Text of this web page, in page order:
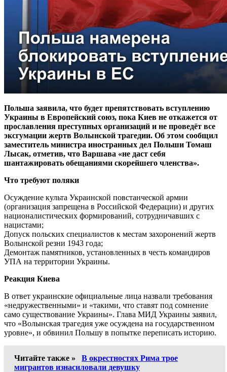
Польша заявила, что будет препятствовать вступлению
Украины в Европейский союз, пока Киев не откажется от
прославления преступных организаций и не проведёт все
эксгумации жертв Волынской трагедии. Об этом сообщил
заместитель министра иностранных дел Польши Томаш
Лысак, отметив, что Варшава «не даст себя
шантажировать обещаниями скорейшего членства».
Что требуют поляки
Осуждение культа Украинской повстанческой армии
(организация запрещена в Российской Федерации) и других
националистических формирований, сотрудничавших с
нацистами;
Допуск польских специалистов к местам захоронений жертв
Волынской резни 1943 года;
Демонтаж памятников, установленных в честь командиров
УПА на территории Украины.
Реакция Киева
В ответ украинские официальные лица назвали требования
«недружественными» и «такими, что ставят под сомнение
само существование Украины». Глава МИД Украины заявил,
что «Волынская трагедия уже осуждена на государственном
уровне», и обвинил Польшу в попытке переписать историю.
Читайте также »
В окрестностях Рима трое
мигрантов изнасиловали девушку